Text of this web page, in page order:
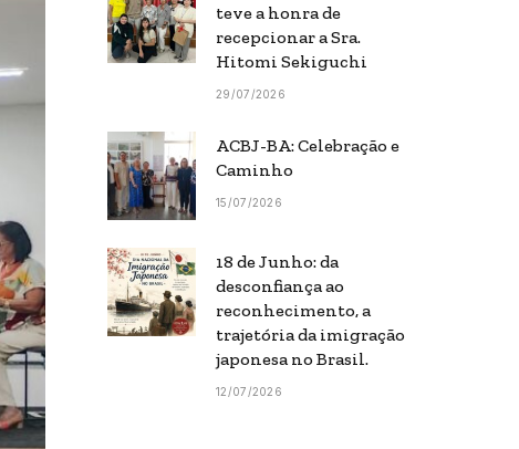
teve a honra de
recepcionar a Sra.
Hitomi Sekiguchi
29/07/2026
ACBJ-BA: Celebração e
Caminho
15/07/2026
18 de Junho: da
desconfiança ao
reconhecimento, a
trajetória da imigração
japonesa no Brasil.
12/07/2026